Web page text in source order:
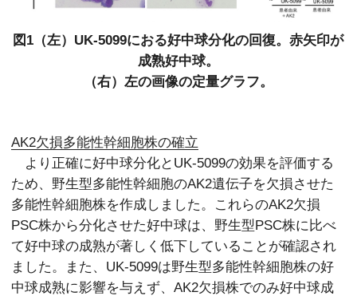
図1（左）UK-5099におる好中球分化の回復。赤矢印が
成熟好中球。
（右）左の画像の定量グラフ。
AK2欠損多能性幹細胞株の確立
より正確に好中球分化とUK-5099の効果を評価する
ため、野生型多能性幹細胞のAK2遺伝子を欠損させた
多能性幹細胞株を作成しました。これらのAK2欠損
PSC株から分化させた好中球は、野生型PSC株に比べ
て好中球の成熟が著しく低下していることが確認され
ました。また、UK-5099は野生型多能性幹細胞株の好
中球成熟に影響を与えず、AK2欠損株でのみ好中球成